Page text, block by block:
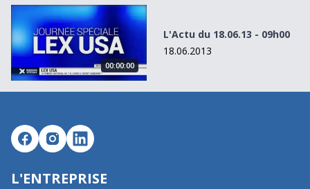
L&#039;Actu du 18.06.13 - 09h00
00:00:00
L'Actu du 18.06.13 - 09h00
18.06.2013
L'ENTREPRISE